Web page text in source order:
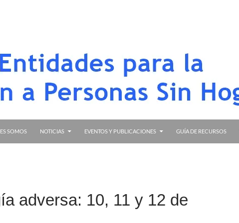
Hogar de Alicante
SOMOS NOTICIAS EVENTOS Y PUBLICACIONES GUÍA DE RECURSOS
adversa: 10, 11 y 12 de